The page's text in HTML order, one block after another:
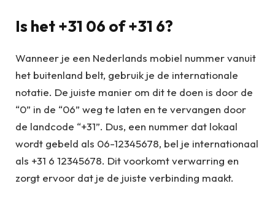
Is het +31 06 of +31 6?
Wanneer je een Nederlands mobiel nummer vanuit
het buitenland belt, gebruik je de internationale
notatie. De juiste manier om dit te doen is door de
“0” in de “06” weg te laten en te vervangen door
de landcode “+31”. Dus, een nummer dat lokaal
wordt gebeld als 06-12345678, bel je internationaal
als +31 6 12345678. Dit voorkomt verwarring en
zorgt ervoor dat je de juiste verbinding maakt.